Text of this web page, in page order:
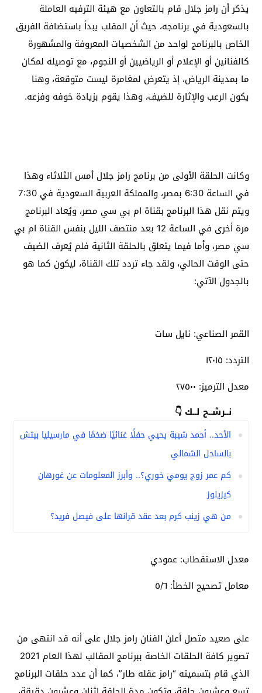
يذكر أن رامز جلال قام بالتعاون مع هيئة الترفيه العاملة
بالسعودية في برنامجه، حيث أن المقلب يبدأ باستضافة الفريق
الخاص بالبرنامج لواحد من الشخصيات المعروفة والمشهورة
كالفنانين أو الإعلام أو الرياضيين أو النجوم، مع توصيله لمكان
ما بمدينة الرياض، إذ يتعرض لمغامرة ليست متوقعة، وهنا
يكون الرعب والإثارة للضيف، وهذا يقوم بزيادة خوفه وفزعه.
وكانت الحلقة الأولى من برنامج رامز جلال أمس الثلاثاء وهذا
في الساعة 6:30 بمصر، والمملكة العربية السعودية في 7:30
ويتم نقل هذا البرنامج بقناة ام بي سي مصر، ويُعاد البرنامج
مرة أخرى في الساعة 12 بعد منتصف الليل بنفس القناة ام بي
سي مصر، وأما فيما يتعلق بالحلقة الثانية فلم يُعرف الضيف
حتى الوقت الحالي، ولقد جاء تردد تلك القناة، ليكون كما هو
بالجدول الآتي:
القمر الصناعي: نايل سات
التردد: ١٢٠١٥
معدل الترميز: ٢٧٥٠٠
نــرشــح لــك 👇
الأحد.. أحمد شيبة يحيي حفلًا غنائيًا ضخمًا في مارسيليا بيتش
بالساحل الشمالي
كم عمر زوج يومي خوري؟.. وأبرز المعلومات عن غورهان
كيزيلوز
من هي زينب كرم بعد عقد قرانها على فيصل فريد؟
معدل الاستقطاب: عمودي
معامل تصحيح الخطأ: ٥/٦
على صعيد متصل أعلن الفنان رامز جلال على أنه قد انتهى من
تصوير كافة الحلقات الخاصة ببرنامج المقالب لهذا العام 2021
الذي قام بتسميته “رامز عقله طار”، كما أن عدد حلقات البرنامج